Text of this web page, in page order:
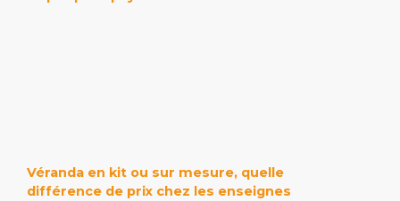
Véranda en kit ou sur mesure, quelle
différence de prix chez les enseignes